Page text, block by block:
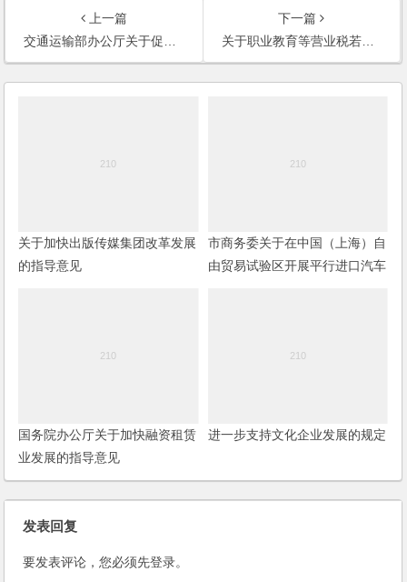
上一篇
交通运输部办公厅关于促进航运业转型升级健康发展的若干意见
下一篇
关于职业教育等营业税若干政策问题的通知
关于加快出版传媒集团改革发展
的指导意见
市商务委关于在中国（上海）自
由贸易试验区开展平行进口汽车
国务院办公厅关于加快融资租赁
业发展的指导意见
进一步支持文化企业发展的规定
发表回复
要发表评论，您必须先登录。